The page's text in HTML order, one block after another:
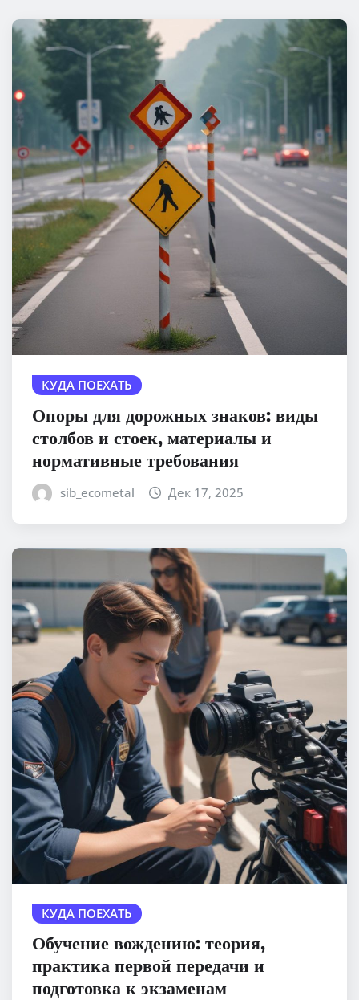
КУДА ПОЕХАТЬ
Опоры для дорожных знаков: виды
столбов и стоек, материалы и
нормативные требования
sib_ecometal Дек 17, 2025
КУДА ПОЕХАТЬ
Обучение вождению: теория,
практика первой передачи и
подготовка к экзаменам